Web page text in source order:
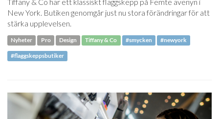
Tiffany & Co har ett klassiskt flaggskepp på Femte avenyn i
New York. Butiken genomgår just nu stora förändringar för att
stärka upplevelsen.
Nyheter Pro Design Tiffany & Co #smycken #newyork
#flaggskeppsbutiker